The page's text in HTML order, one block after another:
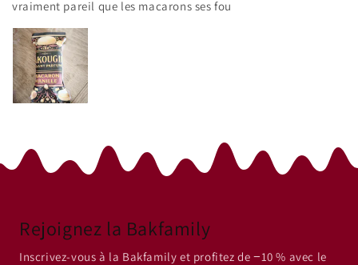
vraiment pareil que les macarons ses fou
Rejoignez la Bakfamily
Inscrivez-vous à la Bakfamily et profitez de −10 % avec le